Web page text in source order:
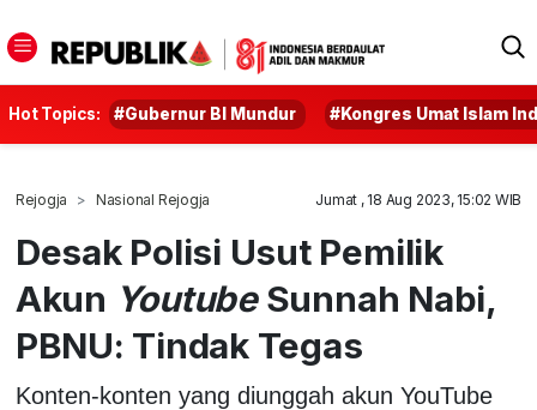
Hot Topics: #Gubernur BI Mundur #Kongres Umat Islam
Rejogja Nasional Rejogja Jumat , 18 Aug 2023, 15:02 WIB
Desak Polisi Usut Pemilik
Akun YoutubeSunnah Nabi,
PBNU: Tindak Tegas
Konten-konten yang diunggah akun YouTube